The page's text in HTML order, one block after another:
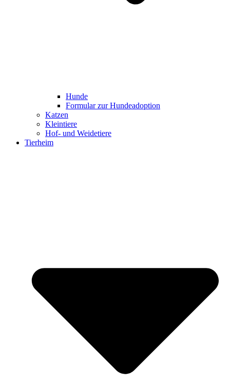
Hunde
Formular zur Hundeadoption
Katzen
Kleintiere
Hof- und Weidetiere
Tierheim